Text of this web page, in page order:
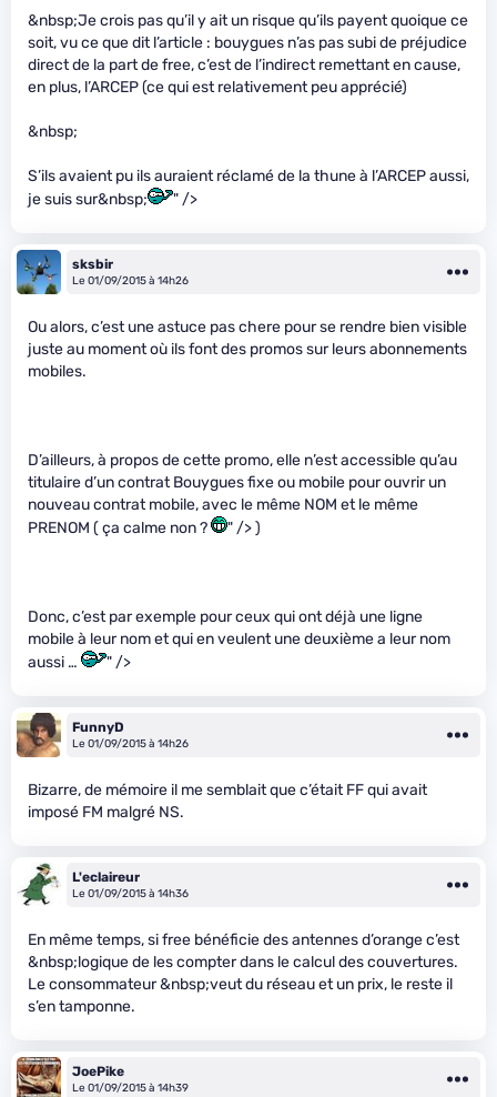
&nbsp;Je crois pas qu’il y ait un risque qu’ils payent quoique ce
soit, vu ce que dit l’article : bouygues n’as pas subi de préjudice
direct de la part de free, c’est de l’indirect remettant en cause,
en plus, l’ARCEP (ce qui est relativement peu apprécié)
&nbsp;
S’ils avaient pu ils auraient réclamé de la thune à l’ARCEP aussi,
je suis sur&nbsp;
" />
sksbir
Le 01/09/2015 à 14h26
Ou alors, c’est une astuce pas chere pour se rendre bien visible
juste au moment où ils font des promos sur leurs abonnements
mobiles.
D’ailleurs, à propos de cette promo, elle n’est accessible qu’au
titulaire d’un contrat Bouygues fixe ou mobile pour ouvrir un
nouveau contrat mobile, avec le même NOM et le même
PRENOM ( ça calme non ?
" /> )
Donc, c’est par exemple pour ceux qui ont déjà une ligne
mobile à leur nom et qui en veulent une deuxième a leur nom
aussi …
" />
FunnyD
Le 01/09/2015 à 14h26
Bizarre, de mémoire il me semblait que c’était FF qui avait
imposé FM malgré NS.
L'eclaireur
Le 01/09/2015 à 14h36
En même temps, si free bénéficie des antennes d’orange c’est
&nbsp;logique de les compter dans le calcul des couvertures.
Le consommateur &nbsp;veut du réseau et un prix, le reste il
s’en tamponne.
JoePike
Le 01/09/2015 à 14h39